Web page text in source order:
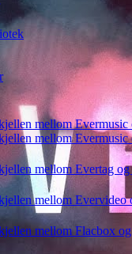
mellom Evermusic
mellom Evermusic
mellom Evertag
mellom Evervideo
mellom Flacbox